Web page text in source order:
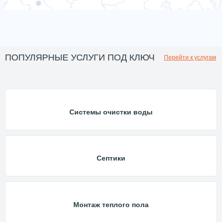
ПОПУЛЯРНЫЕ УСЛУГИ ПОД КЛЮЧ Перейти к услугам
Системы очистки воды
Септики
Монтаж теплого пола